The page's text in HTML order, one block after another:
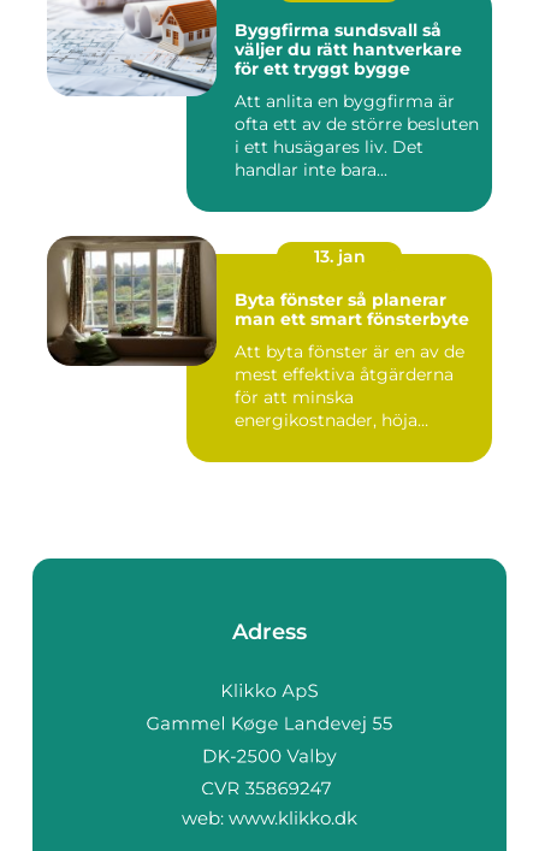
Byggfirma sundsvall så
väljer du rätt hantverkare
för ett tryggt bygge
Att anlita en byggfirma är
ofta ett av de större besluten
i ett husägares liv. Det
handlar inte bara...
13. jan
Byta fönster så planerar
man ett smart fönsterbyte
Att byta fönster är en av de
mest effektiva åtgärderna
för att minska
energikostnader, höja
Adress
web: www.klikko.dk